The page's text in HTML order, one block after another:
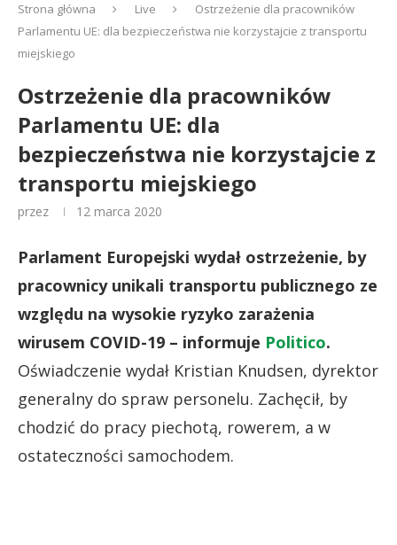
Strona główna Live
Ostrzeżenie dla pracowników
Parlamentu UE: dla bezpieczeństwa nie korzystajcie z transportu
miejskiego
Ostrzeżenie dla pracowników
Parlamentu UE: dla
bezpieczeństwa nie korzystajcie z
transportu miejskiego
przez 12 marca 2020
Parlament Europejski wydał ostrzeżenie, by
pracownicy unikali transportu publicznego ze
względu na wysokie ryzyko zarażenia
wirusem COVID-19 – informuje Politico.
Oświadczenie wydał Kristian Knudsen, dyrektor
generalny do spraw personelu. Zachęcił, by
chodzić do pracy piechotą, rowerem, a w
ostateczności samochodem.